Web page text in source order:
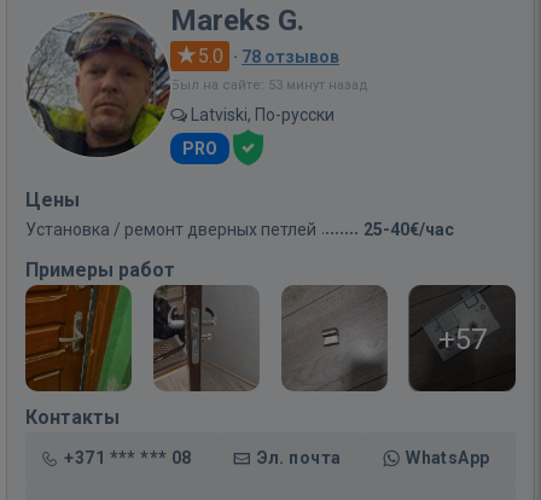
Mareks G.
5.0 · 78 отзывов
Был на сайте: 53 минут назад
Latviski, По-русски
PRO
Цены
Установка / ремонт дверных петлей 25-40€/час
Примеры работ
+57
Контакты
+371 *** *** 08 Эл. почта WhatsApp